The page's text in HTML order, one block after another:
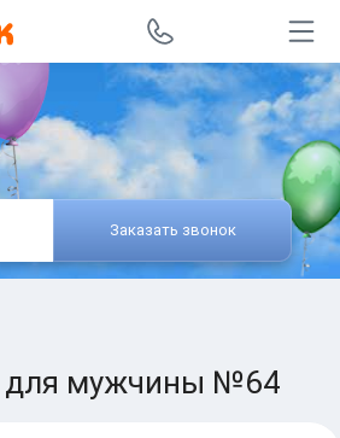
Заказать звонок
для мужчины №64